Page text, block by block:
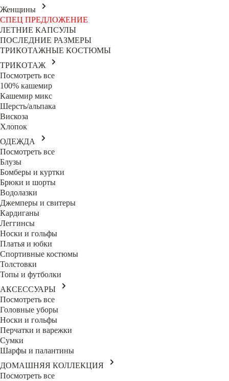
Женщины
СПЕЦ ПРЕДЛОЖЕНИЕ
ЛЕТНИЕ КАПСУЛЫ
ПОСЛЕДНИЕ РАЗМЕРЫ
ТРИКОТАЖНЫЕ КОСТЮМЫ
ТРИКОТАЖ
Посмотреть все
100% кашемир
Кашемир микс
Шерсть/альпака
Вискоза
Хлопок
ОДЕЖДА
Посмотреть все
Блузы
Бомберы и куртки
Брюки и шорты
Водолазки
Джемперы и свитеры
Кардиганы
Леггинсы
Носки и гольфы
Платья и юбки
Спортивные костюмы
Толстовки
Топы и футболки
АКСЕССУАРЫ
Посмотреть все
Головные уборы
Носки и гольфы
Перчатки и варежки
Сумки
Шарфы и палантины
ДОМАШНЯЯ КОЛЛЕКЦИЯ
Посмотреть все